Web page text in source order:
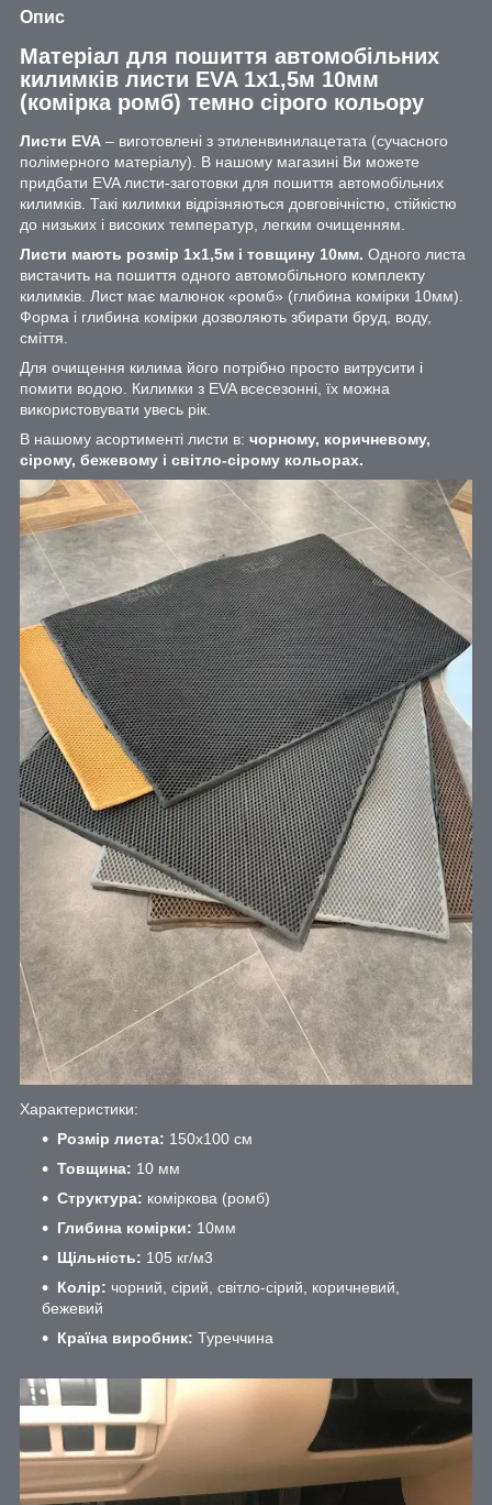
Опис
Матеріал для пошиття автомобільних
килимків листи EVA 1х1,5м 10мм
(комірка ромб) темно сірого кольору
Листи EVA – виготовлені з этиленвинилацетата (сучасного
полімерного матеріалу). В нашому магазині Ви можете
придбати EVA листи-заготовки для пошиття автомобільних
килимків. Такі килимки відрізняються довговічністю, стійкістю
до низьких і високих температур, легким очищенням.
Листи мають розмір 1х1,5м і товщину 10мм. Одного листа
вистачить на пошиття одного автомобільного комплекту
килимків. Лист має малюнок «ромб» (глибина комірки 10мм).
Форма і глибина комірки дозволяють збирати бруд, воду,
сміття.
Для очищення килима його потрібно просто витрусити і
помити водою. Килимки з EVA всесезонні, їх можна
використовувати увесь рік.
В нашому асортименті листи в: чорному, коричневому,
сірому, бежевому і світло-сірому кольорах.
Характеристики:
Розмір листа: 150х100 см
Товщина: 10 мм
Структура: коміркова (ромб)
Глибина комірки: 10мм
Щільність: 105 кг/м3
Колір: чорний, сірий, світло-сірий, коричневий,
бежевий
Країна виробник: Туреччина